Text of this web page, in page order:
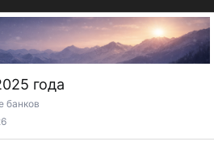
года
банков